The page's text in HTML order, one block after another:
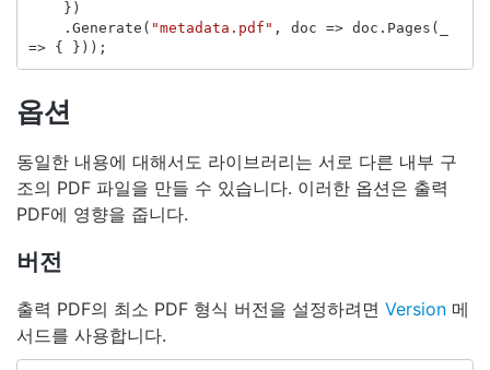
})
. Generate ( "metadata.pdf" , doc => doc . Pages (
=>
{ }));
옵션
동일한 내용에 대해서도 라이브러리는 서로 다른 내부 구
조의 PDF 파일을 만들 수 있습니다. 이러한 옵션은 출력
PDF에 영향을 줍니다.
버전
출력 PDF의 최소 PDF 형식 버전을 설정하려면 Version 메
서드를 사용합니다.